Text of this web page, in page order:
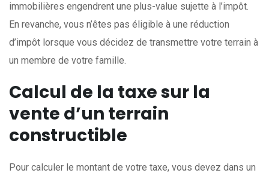
immobilières engendrent une plus-value sujette à l’impôt.
En revanche, vous n’êtes pas éligible à une réduction
d’impôt lorsque vous décidez de transmettre votre terrain à
un membre de votre famille.
Calcul de la taxe sur la
vente d’un terrain
constructible
Pour calculer le montant de votre taxe, vous devez dans un